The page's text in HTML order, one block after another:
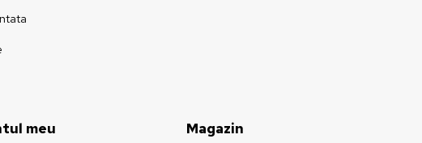
meu Magazin